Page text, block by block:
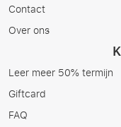
Contact
Over ons
Leer meer 50% termijn
Giftcard
FAQ